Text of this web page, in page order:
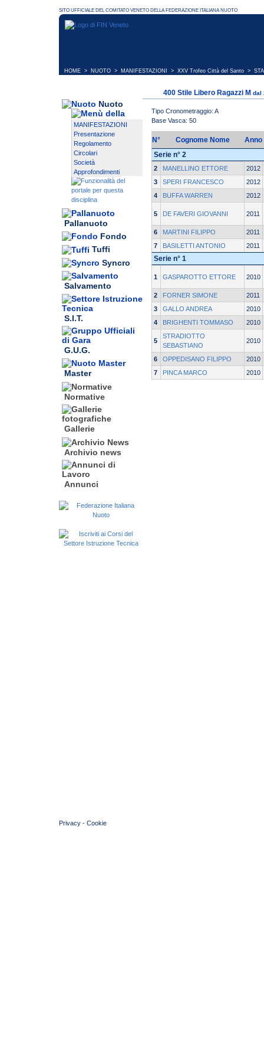
HOME > NUOTO > MANIFESTAZIONI > XXV Trofeo Città del Santo >
Nuoto
MANIFESTAZIONI
Presentazione
Regolamento
Circolari
Società
Approfondimenti
Pallanuoto
Fondo
Tuffi
Syncro
Salvamento
S.I.T.
G.U.G.
Master
Normative
Gallerie
Archivio news
Annunci
400 Stile Libero Ragazzi M dal
Tipo Cronometraggio: A
Base Vasca: 50
N° Cognome Nome
Anno
Serie n° 2
2 MANELLINO ETTORE
2012
3
SPERI FRANCESCO
2012
4
BUFFA WARREN 2012
5 DE FAVERI GIOVANNI 2011
6 MARTINI FILIPPO
2011
7
BASILETTI ANTONIO 2011
Serie n° 1
1 GASPAROTTO ETTORE 2010
2 FORNER SIMONE
2011
3
GALLO ANDREA
2010
4
BRIGHENTI TOMMASO 2010
5
STRADIOTTO
SEBASTIANO
2010
6 OPPEDISANO FILIPPO
2010
7
PINCA MARCO 2010
Privacy - Cookie